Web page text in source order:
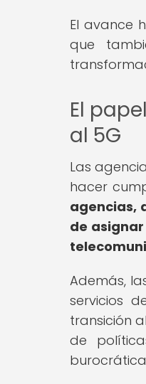
El avance
que
El
al 5G
Las
hacer
agencias,
de
Además,
servicios
transición
de